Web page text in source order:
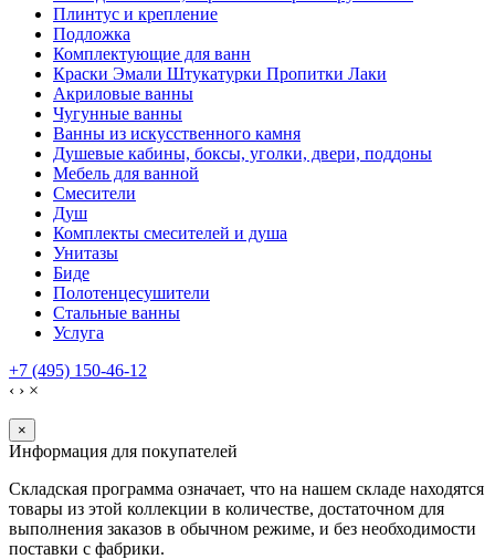
Плинтус и крепление
Подложка
Комплектующие для ванн
Краски Эмали Штукатурки Пропитки Лаки
Акриловые ванны
Чугунные ванны
Ванны из искусственного камня
Душевые кабины, боксы, уголки, двери, поддоны
Мебель для ванной
Смесители
Душ
Комплекты смесителей и душа
Унитазы
Биде
Полотенцесушители
Стальные ванны
Услуга
+7 (495) 150-46-12
‹ › ×
×
Информация для покупателей
Складская программа означает, что на нашем складе находятся
товары из этой коллекции в количестве, достаточном для
выполнения заказов в обычном режиме, и без необходимости
поставки с фабрики.